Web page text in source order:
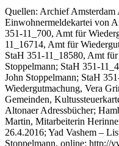
Quellen: Archief Amsterdam
Einwohnermeldekartei von
351-11_700, Amt für
11_16714, Amt für
StaH 351-11_18580, Amt
Stoppelmann; StaH 351-
John Stoppelmann; StaH
Wiedergutmachung, Vera
Gemeinden,
Altonaer Adressbücher;
Martin, Mitarbeiterin
26.4.2016; Yad Vashem –
Stoppelmann, online: http://